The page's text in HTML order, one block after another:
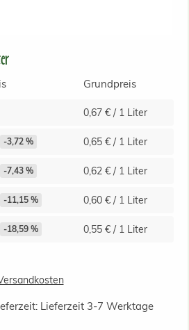
Grundpreis
0,67 € / 1 Liter
-3,72 % 0,65 € / 1 Liter
-7,43 % 0,62 € / 1 Liter
-11,15 % 0,60 € / 1 Liter
-18,59 % 0,55 € / 1 Liter
Lieferzeit 3-7 Werktage